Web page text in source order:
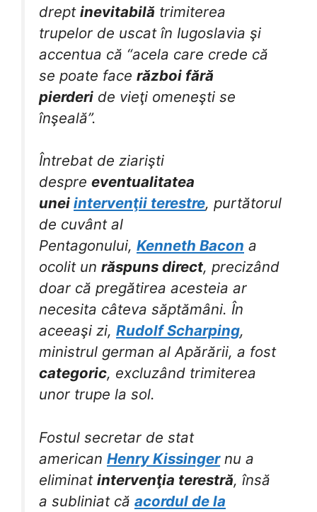
drept inevitabilă trimiterea
trupelor de uscat în Iugoslavia şi
accentua că “acela care crede că
se poate face război fără
pierderi de vieţi omeneşti se
înşeală”.
Întrebat de ziarişti
despre eventualitatea
unei intervenţii terestre, purtătorul
de cuvânt al
Pentagonului, Kenneth Bacon a
ocolit un răspuns direct, precizând
doar că pregătirea acesteia ar
necesita câteva săptămâni. În
aceeaşi zi, Rudolf Scharping,
ministrul german al Apărării, a fost
categoric, excluzând trimiterea
unor trupe la sol.
Fostul secretar de stat
american Henry Kissingernu a
eliminat intervenţia terestră, însă
a subliniat că acordul de la